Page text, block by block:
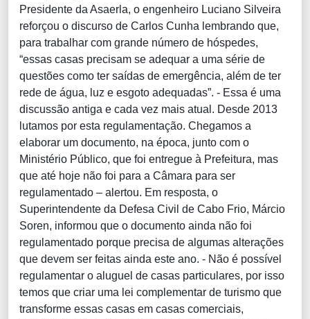
Presidente da Asaerla, o engenheiro Luciano Silveira
reforçou o discurso de Carlos Cunha lembrando que,
para trabalhar com grande número de hóspedes,
“essas casas precisam se adequar a uma série de
questões como ter saídas de emergência, além de ter
rede de água, luz e esgoto adequadas”. - Essa é uma
discussão antiga e cada vez mais atual. Desde 2013
lutamos por esta regulamentação. Chegamos a
elaborar um documento, na época, junto com o
Ministério Público, que foi entregue à Prefeitura, mas
que até hoje não foi para a Câmara para ser
regulamentado – alertou. Em resposta, o
Superintendente da Defesa Civil de Cabo Frio, Márcio
Soren, informou que o documento ainda não foi
regulamentado porque precisa de algumas alterações
que devem ser feitas ainda este ano. - Não é possível
regulamentar o aluguel de casas particulares, por isso
temos que criar uma lei complementar de turismo que
transforme essas casas em casas comerciais,